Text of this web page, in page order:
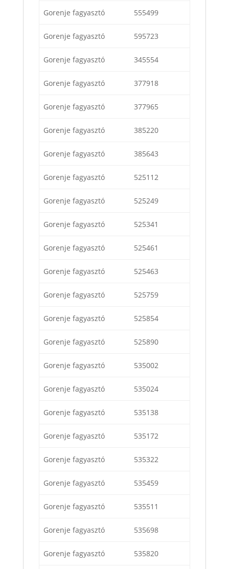
Gorenje fagyasztó 555499
Gorenje fagyasztó 595723
Gorenje fagyasztó 345554
Gorenje fagyasztó 377918
Gorenje fagyasztó 377965
Gorenje fagyasztó 385220
Gorenje fagyasztó 385643
Gorenje fagyasztó 525112
Gorenje fagyasztó 525249
Gorenje fagyasztó 525341
Gorenje fagyasztó 525461
Gorenje fagyasztó 525463
Gorenje fagyasztó 525759
Gorenje fagyasztó 525854
Gorenje fagyasztó 525890
Gorenje fagyasztó 535002
Gorenje fagyasztó 535024
Gorenje fagyasztó 535138
Gorenje fagyasztó 535172
Gorenje fagyasztó 535322
Gorenje fagyasztó 535459
Gorenje fagyasztó 535511
Gorenje fagyasztó 535698
Gorenje fagyasztó 535820